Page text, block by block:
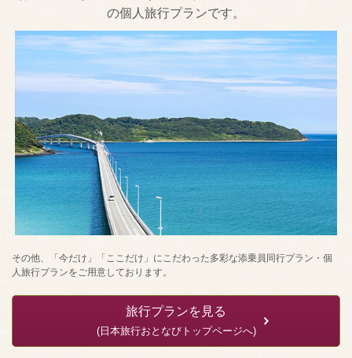
の個人旅行プランです。
その他、「今だけ」「ここだけ」にこだわった多彩な添乗員同行プラン・個
人旅行プランをご用意しております。
旅行プランを見る
(日本旅行おとなびトップページへ)